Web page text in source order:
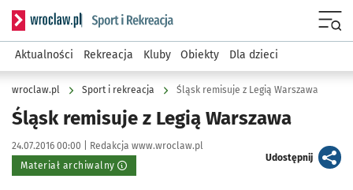
Serwis informacyjny wroclaw.pl podserwis: Sport i rekreacja
Aktualności Rekreacja Kluby Obiekty Dla dzieci
wroclaw.pl Sport i rekreacja Śląsk remisuje z Legią Warszawa
Śląsk remisuje z Legią Warszawa
Data publikacji:
24.07.2016 00:00 | Autor:
Redakcja www.wroclaw.pl
Materiał archiwalny
Udostępnijartykuł